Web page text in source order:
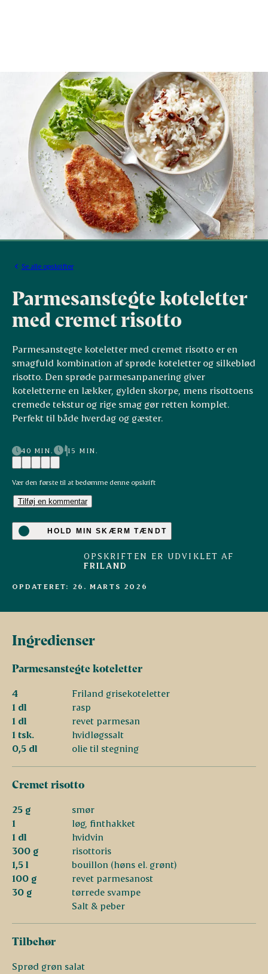
Se alle opskrifter
Parmesanstegte koteletter
med cremet risotto
Parmesanstegte koteletter med cremet risotto er en
smagfuld kombination af sprøde koteletter og silkeblød
risotto. Den sprøde parmesanpanering giver
koteletterne en lækker, gylden skorpe, mens risottoens
cremede tekstur og rige smag gør retten komplet.
Perfekt til både hverdag og gæster.
40 MIN. 15 MIN.
Vær den første til at bedømme denne opskrift
Tilføj en kommentar
HOLD MIN SKÆRM TÆNDT
OPSKRIFTEN ER UDVIKLET AF
FRILAND
OPDATERET: 26. MARTS 2026
Ingredienser
Parmesanstegte koteletter
4
Friland grisekoteletter
1 dl
rasp
1 dl
revet parmesan
1 tsk.
hvidløgssalt
0,5 dl
olie til stegning
Cremet risotto
25 g
smør
1
løg, finthakket
1 dl
hvidvin
300 g
risottoris
1,5 l
bouillon (høns el. grønt)
100 g
revet parmesanost
30 g
tørrede svampe
Salt & peber
Tilbehør
Sprød grøn salat